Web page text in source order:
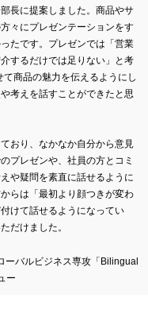
長に提案しました。商品やサ
々にプレゼンテーションをす
たです。プレゼンでは「営業
するだけでは足りない」と考
商品の魅力を伝えるようにし
考えを話すことができたと思
おり、なかなか自分から意見
プレゼンや、社員の方とコミ
や疑問を素直に話せるように
らは「最初より顔つきが変わ
けて話せるようになってい
だけました。
バルビジネス専攻「Bilingual
ー